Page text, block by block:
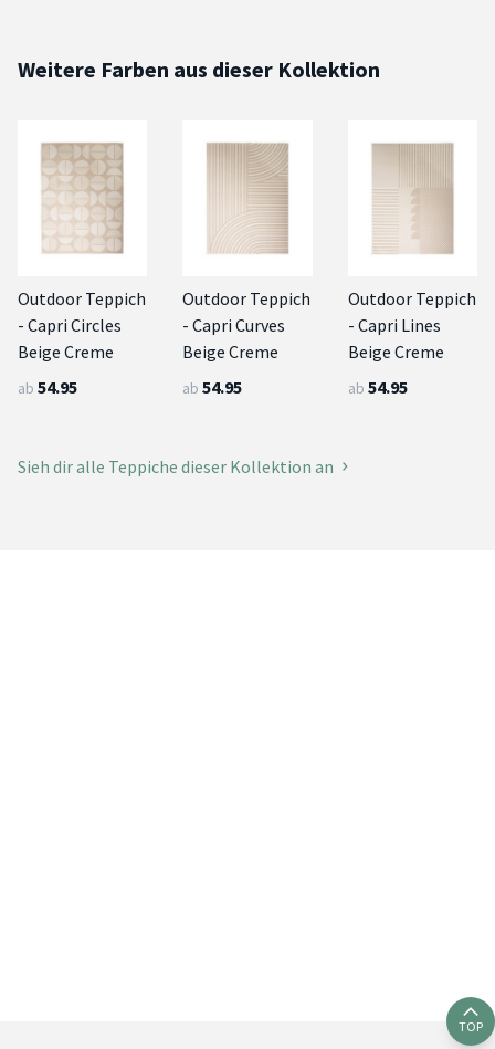
Weitere Farben aus dieser Kollektion
Outdoor Teppich
- Capri Circles
Beige Creme
ab 54.95
Outdoor Teppich
- Capri Curves
Beige Creme
ab 54.95
Outdoor Teppich
- Capri Lines
Beige Creme
ab 54.95
Sieh dir alle Teppiche dieser Kollektion an
TOP